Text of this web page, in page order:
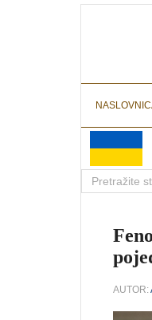
AUTOR: